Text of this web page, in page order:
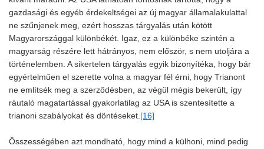
gazdasági és egyéb érdekeltségei az új magyar államalakulattal
ne szűnjenek meg, ezért hosszas tárgyalás után kötött
Magyarországgal különbékét. Igaz, ez a különbéke szintén a
magyarság részére lett hátrányos, nem először, s nem utoljára a
történelemben. A sikertelen tárgyalás egyik bizonyítéka, hogy bár
egyértelműen el szerette volna a magyar fél érni, hogy Trianont
ne említsék meg a szerződésben, az végül mégis bekerült, így
ráutaló magatartással gyakorlatilag az USA is szentesítette a
trianoni szabályokat és döntéseket. [16]
Összességében azt mondható, hogy mind a külhoni, mind pedig